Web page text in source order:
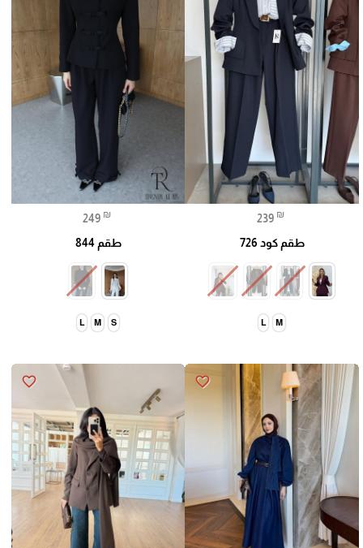
239 ₪
طقم كود 726
M
L
249 ₪
طقم 844
S
M
L
favorite_border
favorite_border